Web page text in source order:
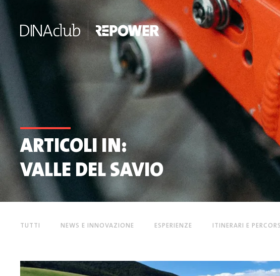
ARTICOLI IN:
VALLE DEL SAVIO
TUTTI NEWS E INNOVAZIONE ESPERIENZE ITINERARI E